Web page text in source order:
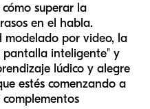
superar la
en el habla.
modelado por video, la
pantalla inteligente" y
lúdico y alegre
estés comenzando a